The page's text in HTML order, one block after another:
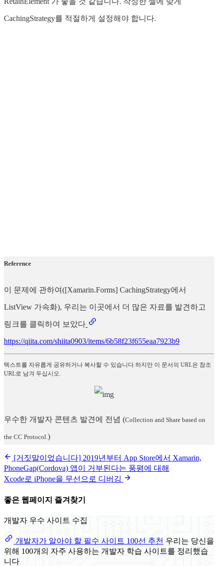
CachingStrategy를 적절하게 설정해야 합니다.
Reference
이 문제에 관하여([Xamarin.Forms] CachingStrategy에서
ListView 가속화), 우리는 이곳에서 더 많은 자료를 발견하고
링크를 클릭하여 보았다
https://qiita.com/shiita0903/items/6b58f23f655eaa7923b9
텍스트를 자유롭게 공유하거나 복사할 수 있습니다.하지만 이 문서의 URL은 참조
URL로 남겨 두십시오.
우수한 개발자 콘텐츠 발견에 전념 (Collection and Share based on
the CC Protocol.)
[거짓말이었습니다] 2019년부터 App Store에서 Xamarin,
PhoneGap(Cordova) 앱이 거부된다는 풍평에 대해
Xcode로 iPhone을 무선으로 디버깅
좋은 웹페이지 즐겨찾기
개발자 우수 사이트 수집
개발자가 알아야 할 필수 사이트 100선 추천 우리는 당신을
위해 100개의 자주 사용하는 개발자 학습 사이트를 정리했습
니다